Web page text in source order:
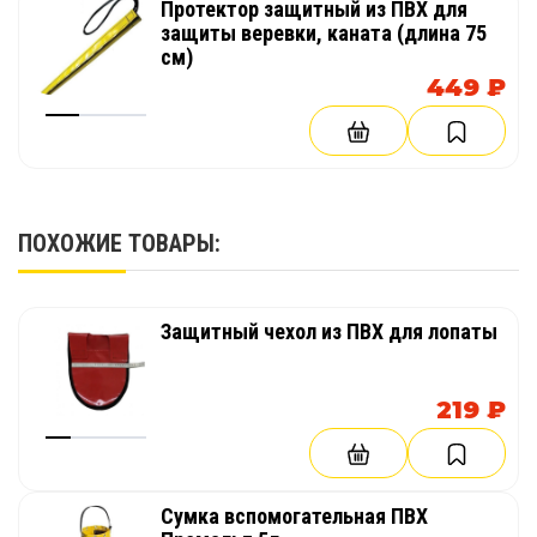
Протектор защитный из ПВХ для
защиты веревки, каната (длина 75
см)
449 ₽
ПОХОЖИЕ ТОВАРЫ:
Защитный чехол из ПВХ для лопаты
219 ₽
Сумка вспомогательная ПВХ